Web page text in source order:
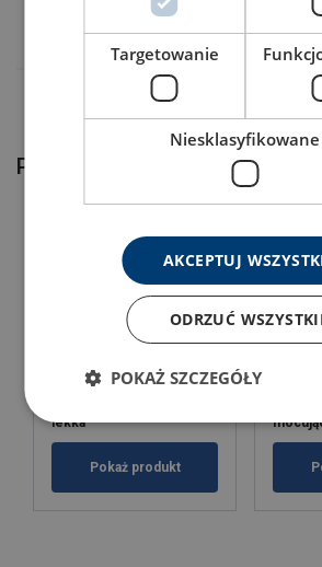
Produkty powiązane
lekka
Pokaż produkt
Targetowanie
Niesklasyfikowane
AKCEPTUJ
ODRZUĆ
POKAŻ SZCZEGÓŁY